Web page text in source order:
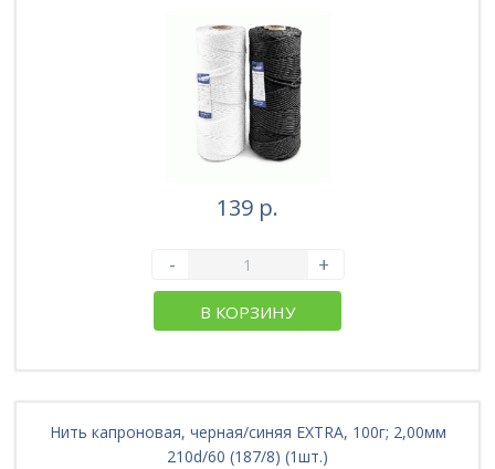
139 р.
- +
В КОРЗИНУ
Нить капроновая, черная/синяя EXTRA, 100г; 2,00мм
210d/60 (187/8) (1шт.)